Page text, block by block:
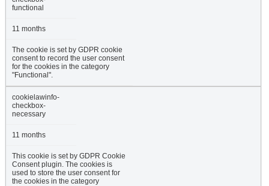
functional
11 months
The cookie is set by GDPR cookie
consent to record the user consent
for the cookies in the category
"Functional".
cookielawinfo-
checkbox-
necessary
11 months
This cookie is set by GDPR Cookie
Consent plugin. The cookies is
used to store the user consent for
the cookies in the category